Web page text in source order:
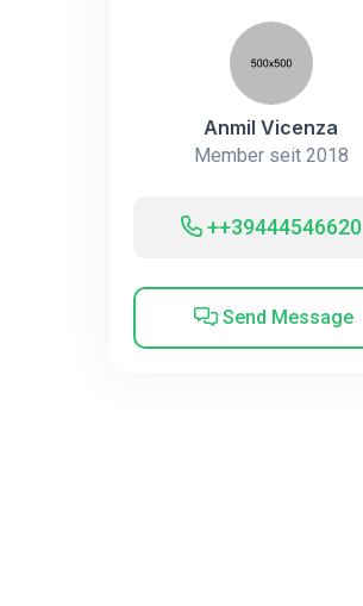
Anmil Vicenza
Member seit 2018
++39444546620
Send Message